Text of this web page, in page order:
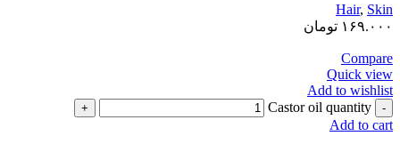
Hair, Skin
۱۶۹.۰۰۰ تومان
Compare
Quick view
Add to wishlist
Castor oil quantity
Add to cart